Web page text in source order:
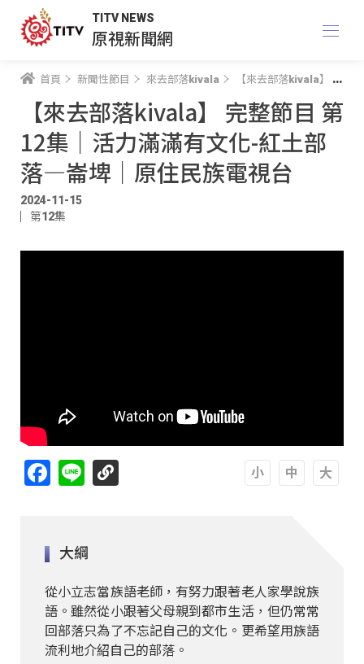
TITV NEWS
原視新聞網
首頁 新聞性節目 來去部落kivala 【來去部落kivala】 完整節目 第12集｜活力滿滿有文化-紅土部落—崙埤｜原住民族電視台
【來去部落kivala】 完整節目 第
12集｜活力滿滿有文化-紅土部
落—崙埤｜原住民族電視台
2024-11-15
第12集
Facebook
Line
大綱
從小立志當族語老師，有努力跟著老人家學說族
語。雖然從小跟著父母親到都市生活，但仍常常
回部落只為了不忘記自己的文化。更希望用族語
流利地介紹自己的部落。